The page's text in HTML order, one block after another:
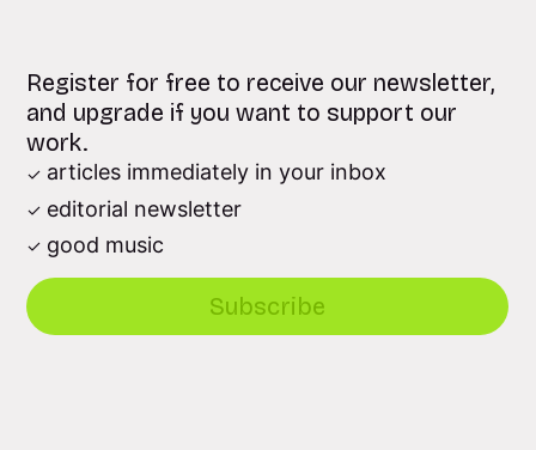
Register for free to receive our newsletter,
and upgrade if you want to support our
work.
articles immediately in your inbox
editorial newsletter
good music
Subscribe